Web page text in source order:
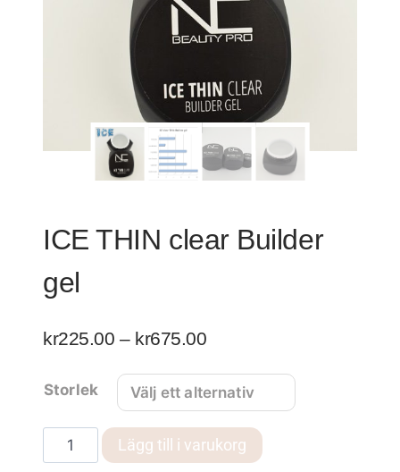
ICE THIN clear Builder
gel
kr225.00 – kr675.00Prisintervall:
till
kr675.00
Storlek
THIN
Lägg till i varukorg